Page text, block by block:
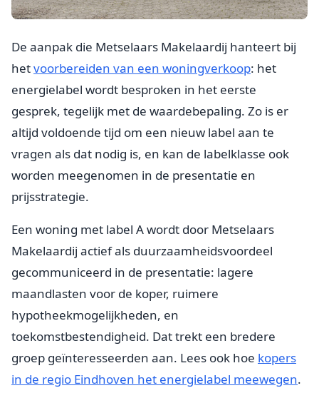
De aanpak die Metselaars Makelaardij hanteert bij
hetvoorbereiden van een woningverkoop: het
energielabel wordt besproken in het eerste
gesprek, tegelijk met de waardebepaling. Zo is er
altijd voldoende tijd om een nieuw label aan te
vragen als dat nodig is, en kan de labelklasse ook
worden meegenomen in de presentatie en
prijsstrategie.
Een woning met label A wordt door Metselaars
Makelaardij actief als duurzaamheidsvoordeel
gecommuniceerd in de presentatie: lagere
maandlasten voor de koper, ruimere
hypotheekmogelijkheden, en
toekomstbestendigheid. Dat trekt een bredere
groep geïnteresseerden aan. Lees ook hoe kopers
in de regio Eindhoven het energielabel meewegen.